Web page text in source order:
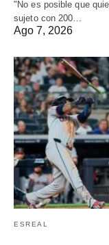
"No es posible que
sujeto con 200…
Ago 7, 2026
ESREAL